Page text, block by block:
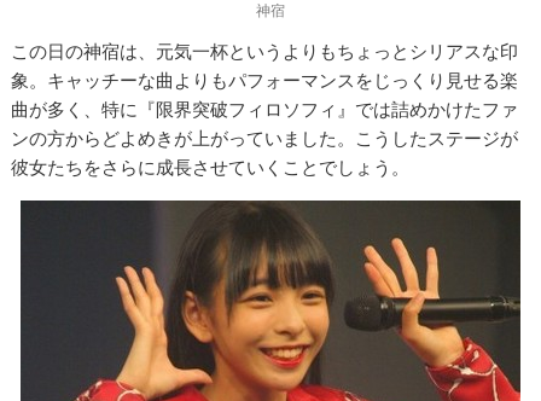
神宿
この日の神宿は、元気一杯というよりもちょっとシリアスな印
象。キャッチーな曲よりもパフォーマンスをじっくり見せる楽
曲が多く、特に『限界突破フィロソフィ』では詰めかけたファ
ンの方からどよめきが上がっていました。こうしたステージが
彼女たちをさらに成長させていくことでしょう。